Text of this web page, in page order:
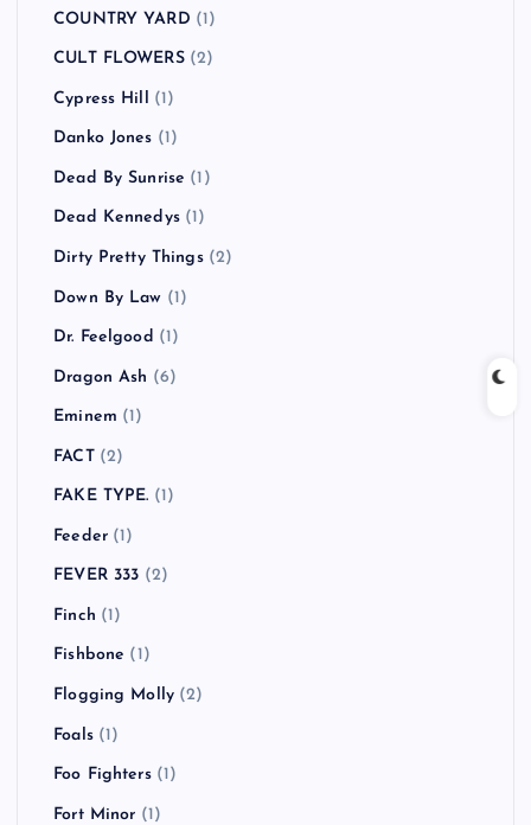
COUNTRY YARD (1)
CULT FLOWERS(2)
Cypress Hill (1)
Danko Jones (1)
Dead By Sunrise (1)
Dead Kennedys(1)
Dirty Pretty Things(2)
Down By Law (1)
Dr. Feelgood (1)
Dragon Ash (6)
Eminem (1)
FACT(2)
FAKE TYPE. (1)
Feeder(1)
FEVER 333 (2)
Finch (1)
Fishbone (1)
Flogging Molly (2)
Foals(1)
Foo Fighters(1)
Fort Minor (1)